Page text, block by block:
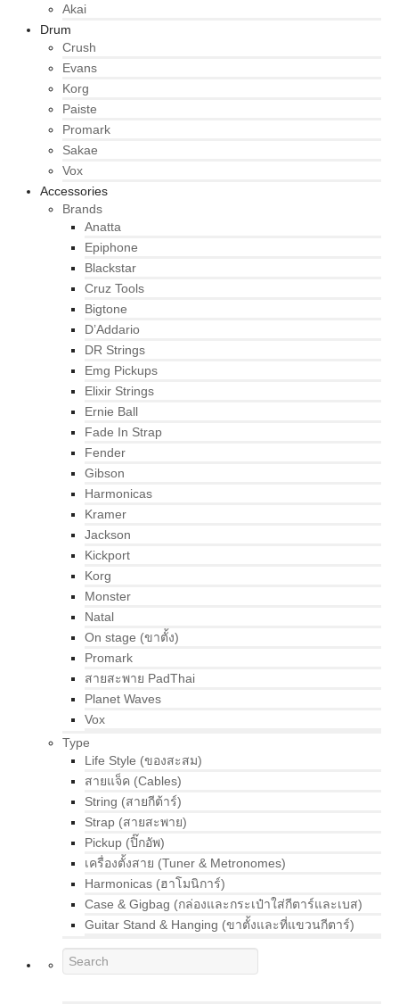
Akai
Drum
Crush
Evans
Korg
Paiste
Promark
Sakae
Vox
Accessories
Brands
Anatta
Epiphone
Blackstar
Cruz Tools
Bigtone
D’Addario
DR Strings
Emg Pickups
Elixir Strings
Ernie Ball
Fade In Strap
Fender
Gibson
Harmonicas
Kramer
Jackson
Kickport
Korg
Monster
Natal
On stage (ขาตั้ง)
Promark
สายสะพาย PadThai
Planet Waves
Vox
Type
Life Style (ของสะสม)
สายแจ็ค (Cables)
String (สายกีต้าร์)
Strap (สายสะพาย)
Pickup (ปิ๊กอัพ)
เครื่องตั้งสาย (Tuner & Metronomes)
Harmonicas (ฮาโมนิการ์)
Case & Gigbag (กล่องและกระเป๋าใส่กีตาร์และเบส)
Guitar Stand & Hanging (ขาตั้งและที่แขวนกีตาร์)